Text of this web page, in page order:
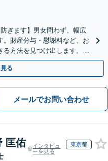
ぎます】男女問わず、幅広
。財産分与・慰謝料など、お
る方法を見つけ出します。ま
】
る
メールでお問い合わせ
匡佑
インタビュ
ーを見る
東京都